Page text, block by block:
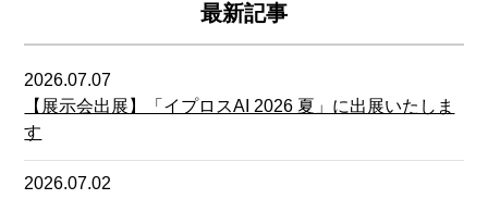
最新記事
2026.07.07
【展示会出展】「イプロスAI 2026 夏」に出展いたしま
す
2026.07.02